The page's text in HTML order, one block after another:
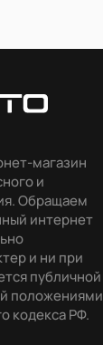
магазин
и
Обращаем
интернет
и ни при
публичной
положениями
кодекса РФ.